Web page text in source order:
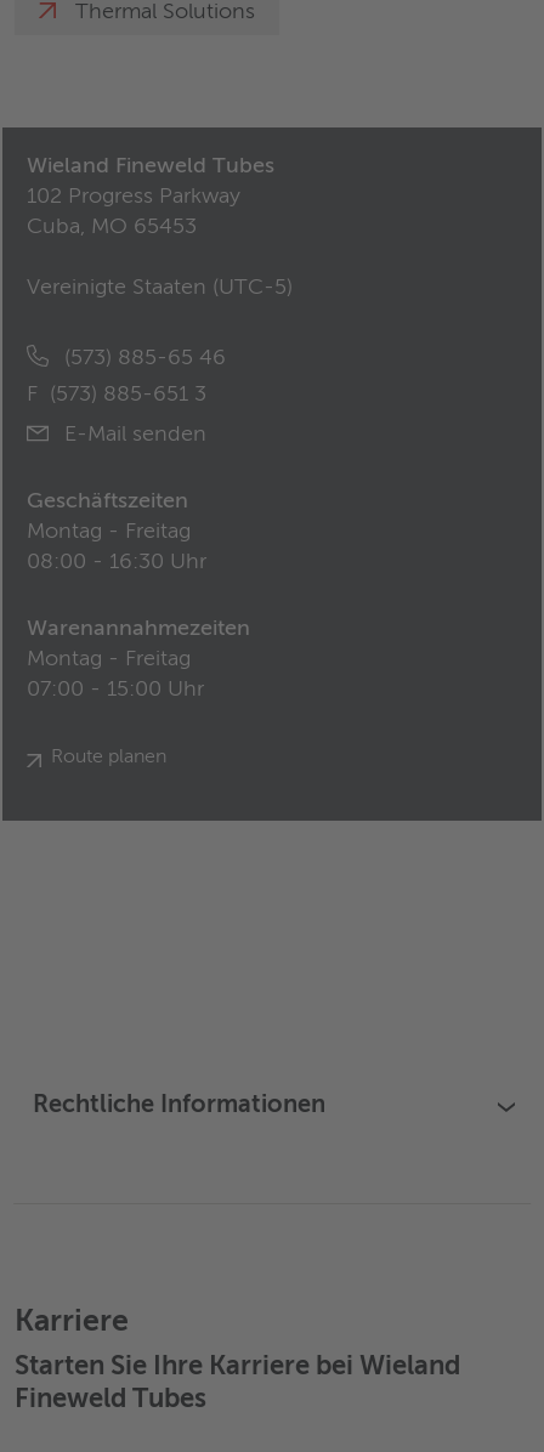
Thermal Solutions
Wieland Fineweld Tubes
102 Progress Parkway
Cuba, MO 65453
Vereinigte Staaten (UTC-5)
(573) 885-65 46
F
(573) 885-651 3
E-Mail senden
Geschäftszeiten
Montag - Freitag
08:00 - 16:30 Uhr
Warenannahmezeiten
Montag - Freitag
07:00 - 15:00 Uhr
Route planen
Rechtliche Informationen ›
Karriere
Starten Sie Ihre Karriere bei Wieland
Fineweld Tubes